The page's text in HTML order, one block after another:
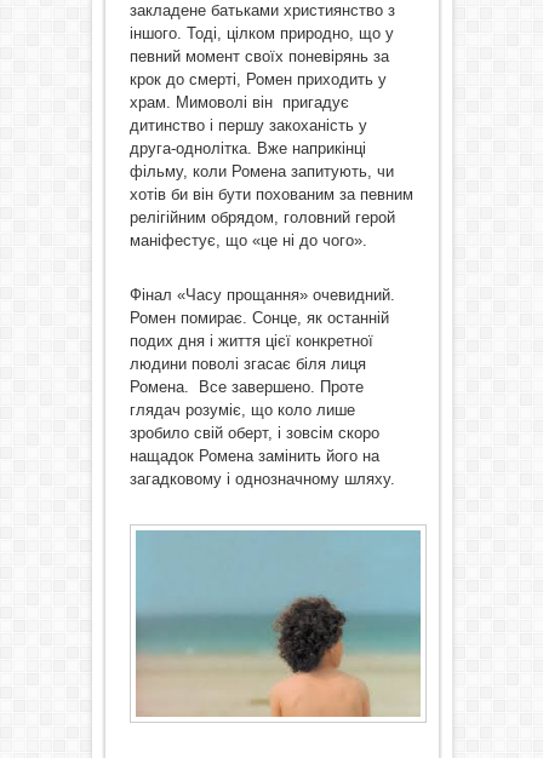
закладене батьками християнство з
іншого. Тоді, цілком природно, що у
певний момент своїх поневірянь за
крок до смерті, Ромен приходить у
храм. Мимоволі він пригадує
дитинство і першу закоханість у
друга-однолітка. Вже наприкінці
фільму, коли Ромена запитують, чи
хотів би він бути похованим за певним
релігійним обрядом, головний герой
маніфестує, що «це ні до чого».
Фінал «Часу прощання» очевидний.
Ромен помирає. Сонце, як останній
подих дня і життя цієї конкретної
людини поволі згасає біля лиця
Ромена. Все завершено. Проте
глядач розуміє, що коло лише
зробило свій оберт, і зовсім скоро
нащадок Ромена замінить його на
загадковому і однозначному шляху.